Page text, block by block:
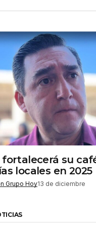
fortalecerá su
locales en 2025
Grupo Hoy13 de diciembre